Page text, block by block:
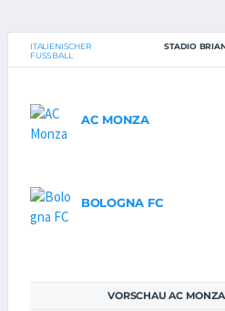
ITALIENISCHER
FUSSBALL
STADIO
AC MONZA
BOLOGNA FC
VORSCHAU AC